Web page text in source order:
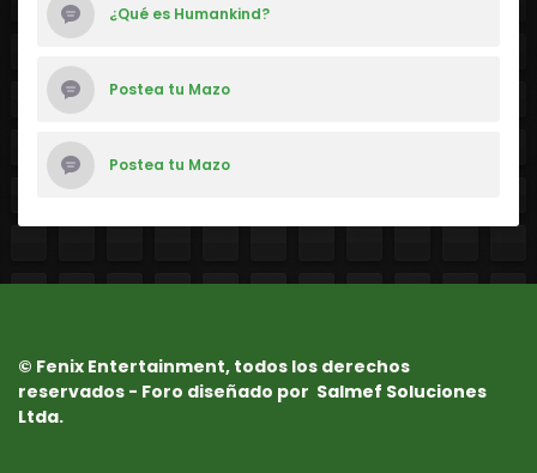
¿Qué es Humankind?
Postea tu Mazo
Postea tu Mazo
© Fenix Entertainment, todos los derechos
reservados - Foro diseñado por Salmef Soluciones
Ltda.